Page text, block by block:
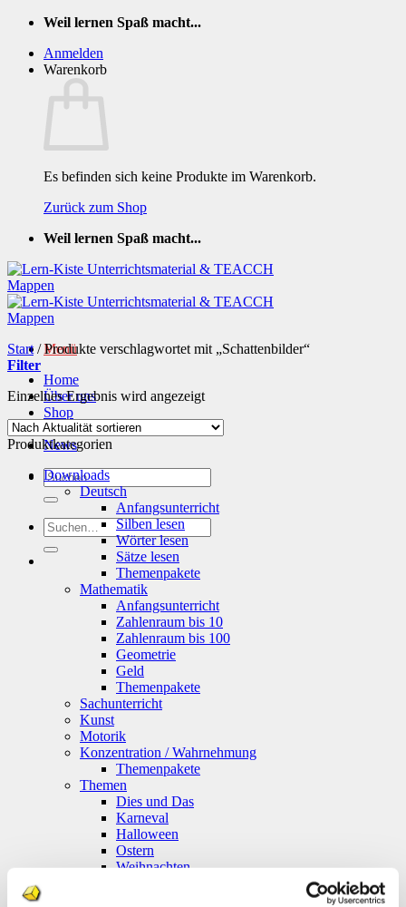
Zum
springen
Weil lernen Spaß macht...
Anmelden
Warenkorb
Es befinden sich keine Produkte im Warenkorb.
Zurück zum Shop
Weil lernen Spaß macht...
Menü
Home
Über uns
Shop
Info
News
Suchen
nach:
Suchen
nach:
Start /Produkte verschlagwortet mit „Schattenbilder“
Filter
Einzelnes Ergebnis wird angezeigt
Produktkategorien
Downloads
Deutsch
Anfangsunterricht
Silben lesen
Wörter lesen
Sätze lesen
Themenpakete
Mathematik
Anfangsunterricht
Zahlenraum bis 10
Zahlenraum bis 100
Geometrie
Geld
Themenpakete
Sachunterricht
Kunst
Motorik
Konzentration / Wahrnehmung
Themenpakete
Themen
Dies und Das
Karneval
Halloween
Ostern
Weihnachten